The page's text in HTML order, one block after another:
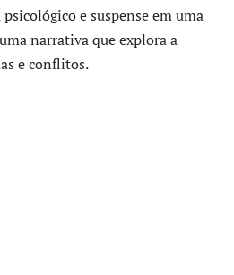
e suspense em uma
narrativa que explora a
e conflitos.